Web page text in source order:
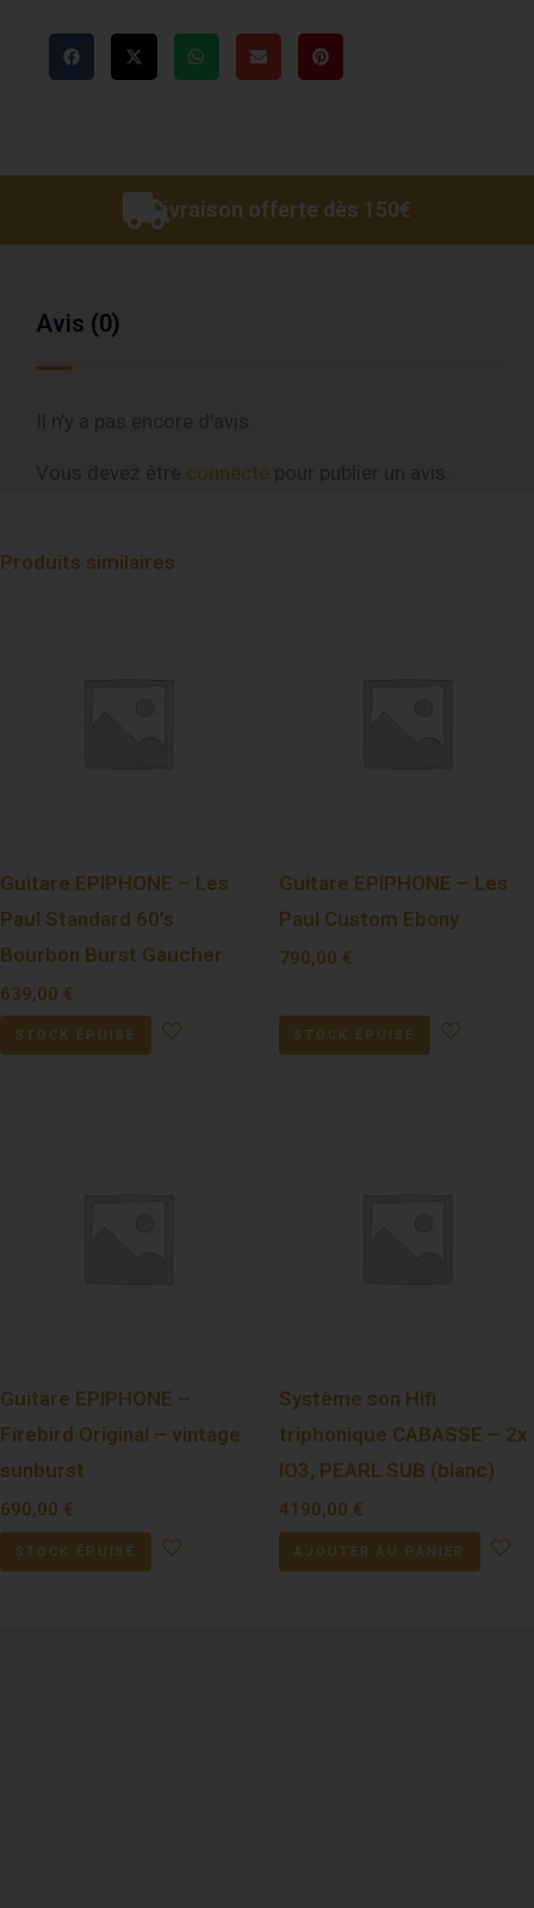
Livraison offerte dès 150€
Avis (0)
connecté
Produits similaires
Guitare EPIPHONE – Les
Paul Standard 60’s
Bourbon Burst Gaucher
639,00 €
STOCK ÉPUISÉ
Guitare EPIPHONE – Les
Paul Custom Ebony
790,00 €
STOCK ÉPUISÉ
Guitare EPIPHONE –
Firebird Original – vintage
sunburst
690,00 €
STOCK ÉPUISÉ
Système son Hifi
triphonique CABASSE – 2x
IO3, PEARL SUB (blanc)
4190,00 €
AJOUTER AU PANIER